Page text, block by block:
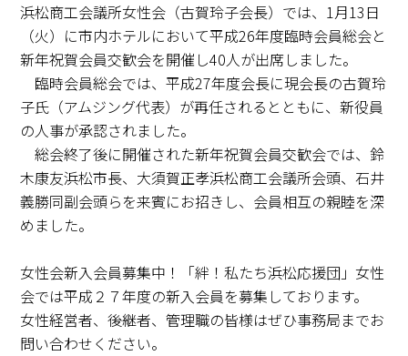
浜松商工会議所女性会（古賀玲子会長）では、1月13日
（火）に市内ホテルにおいて平成26年度臨時会員総会と
新年祝賀会員交歓会を開催し40人が出席しました。
臨時会員総会では、平成27年度会長に現会長の古賀玲
子氏（アムジング代表）が再任されるとともに、新役員
の人事が承認されました。
総会終了後に開催された新年祝賀会員交歓会では、鈴
木康友浜松市長、大須賀正孝浜松商工会議所会頭、石井
義勝同副会頭らを来賓にお招きし、会員相互の親睦を深
めました。
女性会新入会員募集中！「絆！私たち浜松応援団」女性
会では平成２７年度の新入会員を募集しております。
女性経営者、後継者、管理職の皆様はぜひ事務局までお
問い合わせください。